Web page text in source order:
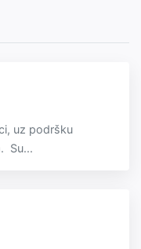
uz podršku
Su...